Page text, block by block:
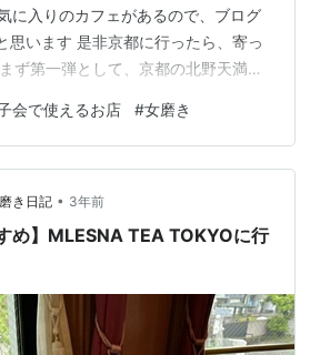
に入りのカフェがあるので、ブログ
思います 是非京都に行ったら、寄っ
ず第一弾として、京都の北野天満宮
本指に入るほどお気に入りのカフェ
して以来大人気のタルトの専門店
、雰囲気、タルト、ドリンクすべて
心地よすぎるカフェです。 🌟「Hyde
タ↓ https://www.instagram.c…
会で使えるお店 #女磨き
き日記 • 3年前
め】MLESNA TEA TOKYOに行